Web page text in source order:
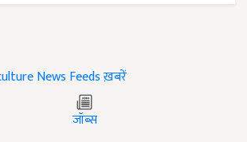
ख़बरें
जॉब्स